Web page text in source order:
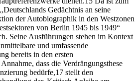
Gedächtnis an seine
der Autobiographik in den Westzonen
von Berlin 1945 bis 1949“
Seine Ausführungen stehen im Kontext
und umfassende
bereits in den ersten
dass die Verdrängungsthese
bedürfe,17 stellt den